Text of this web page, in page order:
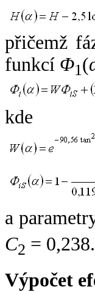
přičemž
funkcí Φ1(
kde
a
C2 = 0,238.
Výpočet